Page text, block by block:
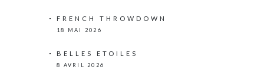
FRENCH THROWDOWN
18 MAI 2026
BELLES ETOILES
8 AVRIL 2026